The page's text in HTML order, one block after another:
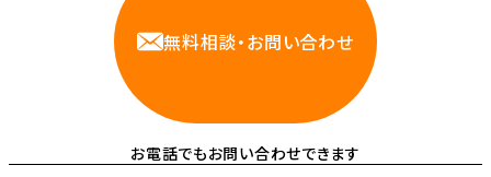
無料相談・お問い合わせ
お電話でもお問い合わせできます